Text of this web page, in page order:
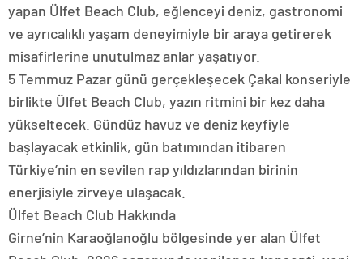
yapan Ülfet Beach Club, eğlenceyi deniz, gastronomi
ve ayrıcalıklı yaşam deneyimiyle bir araya getirerek
misafirlerine unutulmaz anlar yaşatıyor.
5 Temmuz Pazar günü gerçekleşecek Çakal konseriyle
birlikte Ülfet Beach Club, yazın ritmini bir kez daha
yükseltecek. Gündüz havuz ve deniz keyfiyle
başlayacak etkinlik, gün batımından itibaren
Türkiye’nin en sevilen rap yıldızlarından birinin
enerjisiyle zirveye ulaşacak.
Ülfet Beach Club Hakkında
Girne’nin Karaoğlanoğlu bölgesinde yer alan Ülfet